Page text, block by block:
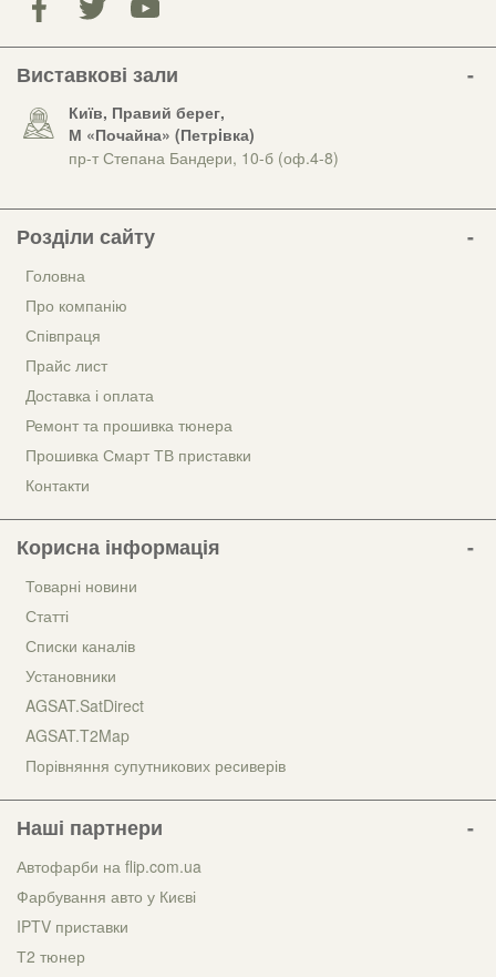
Виставкові зали
Київ, Правий берег,
М «Почайна» (Петрiвка)
пр-т Степана Бандери, 10-б (оф.4-8)
Розділи сайту
Головна
Про компанію
Співпраця
Прайс лист
Доставка і оплата
Ремонт та прошивка тюнера
Прошивка Смарт ТВ приставки
Контакти
Корисна інформація
Товарні новини
Статті
Списки каналів
Установники
AGSAT.SatDirect
AGSAT.T2Map
Порівняння супутникових ресиверів
Наші партнери
Автофарби на flip.com.ua
Фарбування авто у Києві
IPTV приставки
Т2 тюнер